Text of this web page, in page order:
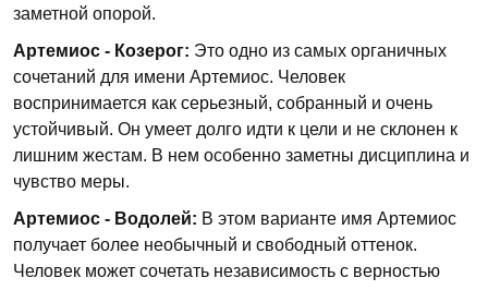
заметной опорой.
Артемиос - Козерог: Это одно из самых органичных
сочетаний для имени Артемиос. Человек
воспринимается как серьезный, собранный и очень
устойчивый. Он умеет долго идти к цели и не склонен к
лишним жестам. В нем особенно заметны дисциплина и
чувство меры.
Артемиос - Водолей: В этом варианте имя Артемиос
получает более необычный и свободный оттенок.
Человек может сочетать независимость с верностью